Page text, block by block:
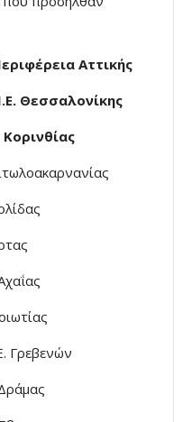
Αττικής
Θεσσαλονίκης
Γρεβενών